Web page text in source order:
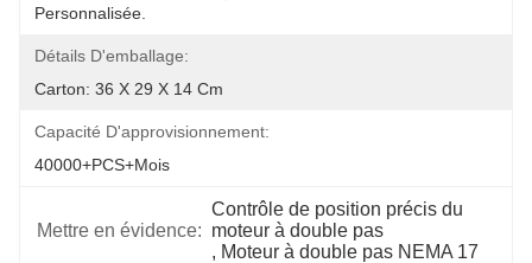
Personnalisée.
Détails D'emballage:
Carton: 36 X 29 X 14 Cm
Capacité D'approvisionnement:
40000+PCS+mois
Mettre en évidence:
Contrôle de position précis du
moteur à double pas
, Moteur à double pas NEMA 17